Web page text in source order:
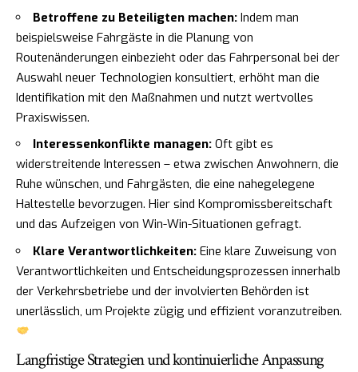
Betroffene zu Beteiligten machen: Indem man
beispielsweise Fahrgäste in die Planung von
Routenänderungen einbezieht oder das Fahrpersonal bei der
Auswahl neuer Technologien konsultiert, erhöht man die
Identifikation mit den Maßnahmen und nutzt wertvolles
Praxiswissen.
Interessenkonflikte managen: Oft gibt es
widerstreitende Interessen – etwa zwischen Anwohnern, die
Ruhe wünschen, und Fahrgästen, die eine nahegelegene
Haltestelle bevorzugen. Hier sind Kompromissbereitschaft
und das Aufzeigen von Win-Win-Situationen gefragt.
Klare Verantwortlichkeiten: Eine klare Zuweisung von
Verantwortlichkeiten und Entscheidungsprozessen innerhalb
der Verkehrsbetriebe und der involvierten Behörden ist
unerlässlich, um Projekte zügig und effizient voranzutreiben.
Langfristige Strategien und kontinuierliche Anpassung